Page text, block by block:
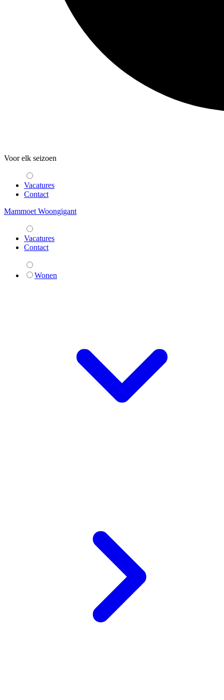
Voor elk seizoen
Vacatures
Contact
Mammoet Woongigant
Vacatures
Contact
Wonen